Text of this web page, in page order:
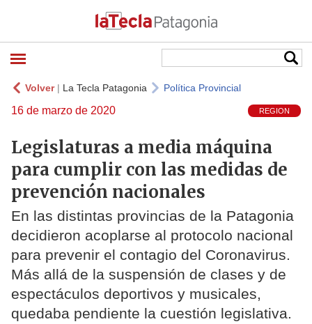
Volver| La Tecla Patagonia Política Provincial
16 de marzo de 2020 REGION
Legislaturas a media máquina
para cumplir con las medidas de
prevención nacionales
En las distintas provincias de la Patagonia
decidieron acoplarse al protocolo nacional
para prevenir el contagio del Coronavirus.
Más allá de la suspensión de clases y de
espectáculos deportivos y musicales,
quedaba pendiente la cuestión legislativa.